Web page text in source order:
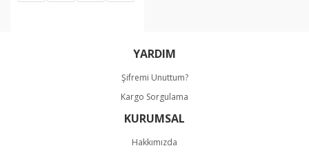
YARDIM
Şifremi Unuttum?
Kargo Sorgulama
KURUMSAL
Hakkımızda